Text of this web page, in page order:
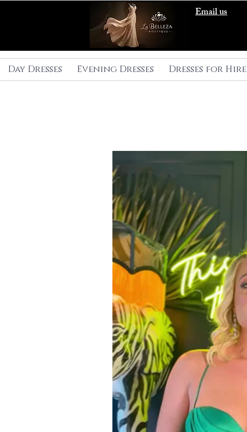
Email us
Day Dresses Evening Dresses Dresses for Hire